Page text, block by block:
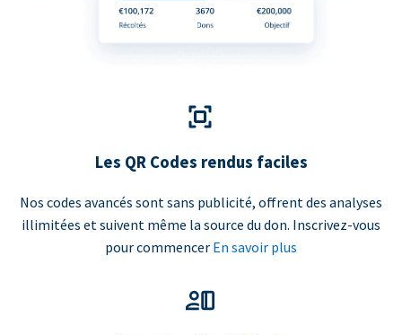
Les QR Codes rendus faciles
Nos codes avancés sont sans publicité, offrent des analyses
illimitées et suivent même la source du don. Inscrivez-vous
pour commencer En savoir plus